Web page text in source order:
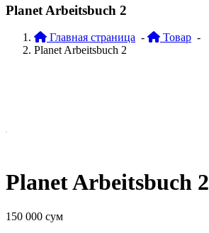
Planet Arbeitsbuch 2
Главная страница - Товар -
Planet Arbeitsbuch 2
Planet Arbeitsbuch 2
150 000 сум